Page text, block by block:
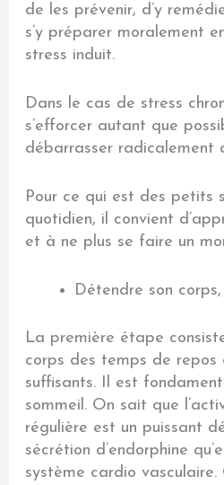
de les prévenir, d’y
s’y préparer moralement
stress induit.
Dans le cas de stress
s’efforcer autant que
débarrasser radicalement
Pour ce qui est des petits
quotidien, il convient
et à ne plus se faire un
Détendre son
La première étape
corps des temps de
suffisants. Il est
sommeil. On sait que
régulière est un puissant
sécrétion d’endorphine
système cardio